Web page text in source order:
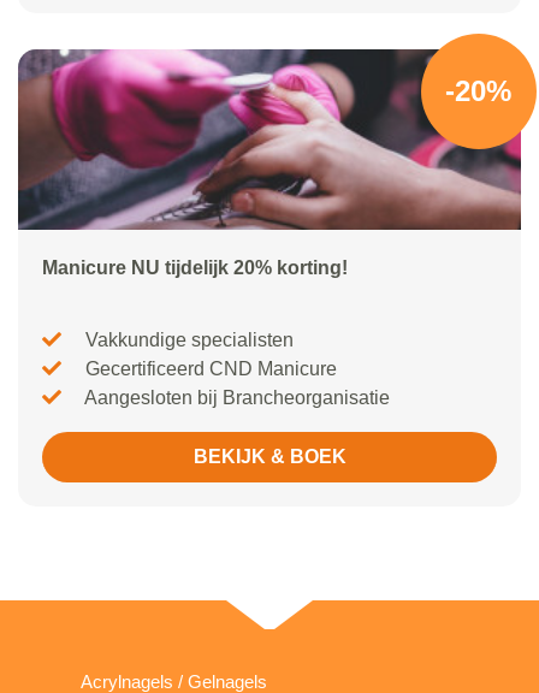
-20%
Manicure NU tijdelijk 20% korting!
Vakkundige specialisten
Gecertificeerd CND Manicure
Aangesloten bij Brancheorganisatie
BEKIJK & BOEK
Acrylnagels / Gelnagels